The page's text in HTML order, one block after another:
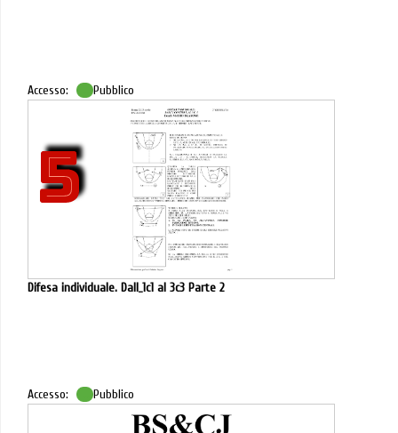
5
Accesso: Pubblico
Difesa individuale. Dall_1c1 al 3c3 Parte 2
Accesso: Pubblico